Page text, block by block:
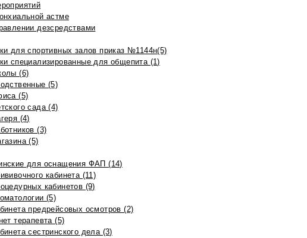
астме
дезсредствами
для спортивных залов приказ №1144н(5)
специализированные для общепита (1)
(6)
(5)
(5)
сада (4)
(4)
(3)
(5)
для оснащения ФАП (14)
кабинета (11)
кабинетов (9)
(5)
предрейсовых осмотров (2)
терапевта (5)
сестринского дела (3)